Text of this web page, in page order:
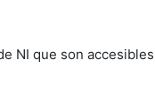
NI que son